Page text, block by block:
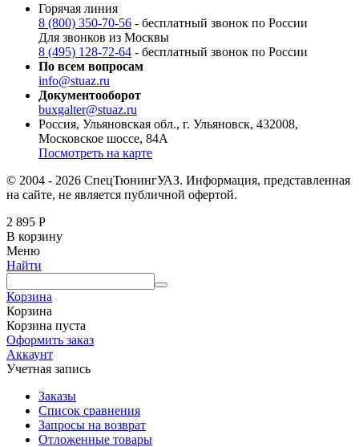
Горячая линия
8 (800) 350-70-56 - бесплатный звонок по России
Для звонков из Москвы
8 (495) 128-72-64 - бесплатный звонок по России
По всем вопросам
info@stuaz.ru
Документооборот
buxgalter@stuaz.ru
Россия, Ульяновская обл., г. Ульяновск, 432008,
Московское шоссе, 84А
Посмотреть на карте
© 2004 - 2026 СпецТюнингУАЗ. Информация, представленная
на сайте, не является публичной офертой.
2 895 Р
В корзину
Меню
Найти
Корзина
Корзина
Корзина пуста
Оформить заказ
Аккаунт
Учетная запись
Заказы
Список сравнения
Запросы на возврат
Отложенные товары